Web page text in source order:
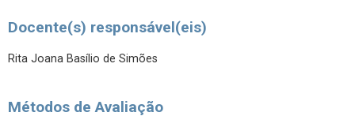
Docente(s) responsável(eis)
Rita Joana Basílio de Simões
Métodos de Avaliação